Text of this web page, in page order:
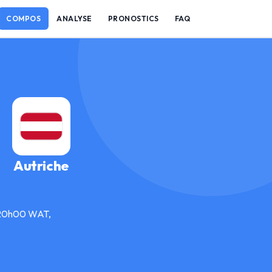
COMPOS ANALYSE PRONOSTICS FAQ
Autriche
WAT,